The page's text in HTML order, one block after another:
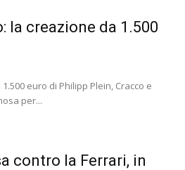
la creazione da 1.500
euro di Philipp Plein, Cracco e
per...
contro la Ferrari, in